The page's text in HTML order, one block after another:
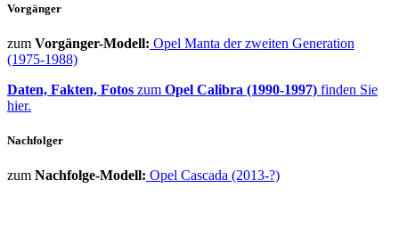
Vorgänger
zum Vorgänger-Modell: Opel Manta der zweiten Generation
(1975-1988)
Daten, Fakten, Fotos zum Opel Calibra (1990-1997) finden Sie
hier.
Nachfolger
zum Nachfolge-Modell: Opel Cascada (2013-?)